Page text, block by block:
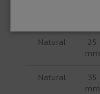
Natural
25
mm
Natural
35
mm